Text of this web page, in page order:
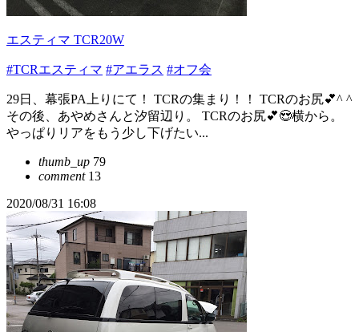
エスティマ TCR20W
#TCRエスティマ #アエラス #オフ会
29日、幕張PA上りにて！ TCRの集まり！！ TCRのお尻💕^ ^
その後、あやめさんと汐留辺り。 TCRのお尻💕😍横から。
やっぱりリアをもう少し下げたい...
thumb_up 79
comment13
2020/08/31 16:08